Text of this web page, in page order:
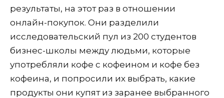
результаты, на этот раз в отношении
онлайн-покупок. Они разделили
исследовательский пул из 200 студентов
бизнес-школы между людьми, которые
употребляли кофе с кофеином и кофе без
кофеина, и попросили их выбрать, какие
продукты они купят из заранее выбранного